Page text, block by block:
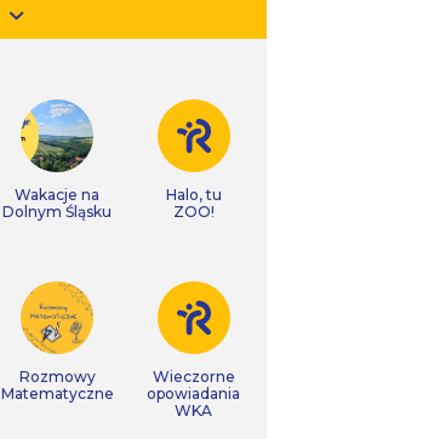
Wakacje na
Dolnym Śląsku
Halo, tu
ZOO!
Rozmowy
Matematyczne
Wieczorne
opowiadania
WKA